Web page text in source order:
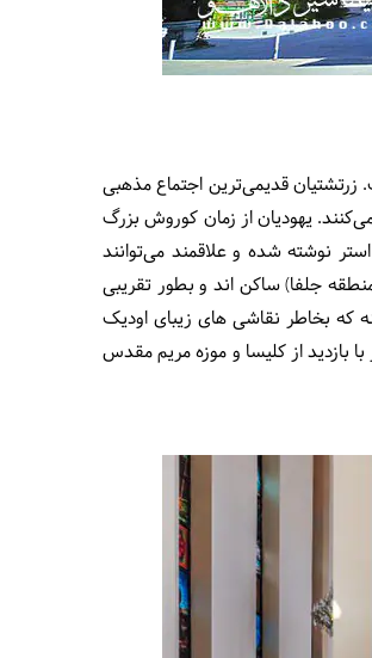
است. زرتشتیان قدیمی‌ترین اجتماع مذهبی
ایران زندگی می‌کنند. یهودیان از زمان کوروش بزرگ
نوشته شده و علاقمند می‌توانند
جلفا) ساکن اند و بطور تقریبی
ارامنه که بخاطر نقاشی های زیبای اودیک
بازدید از کلیسا و موزه مریم مقدس